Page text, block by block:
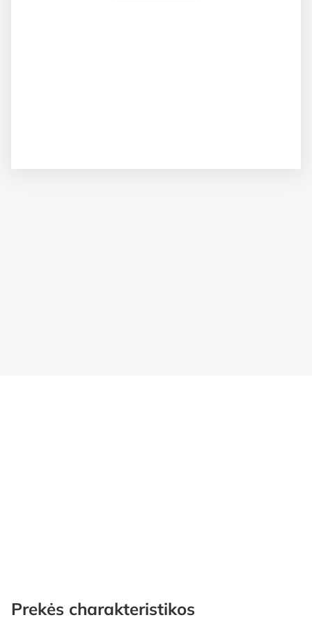
Prekės charakteristikos